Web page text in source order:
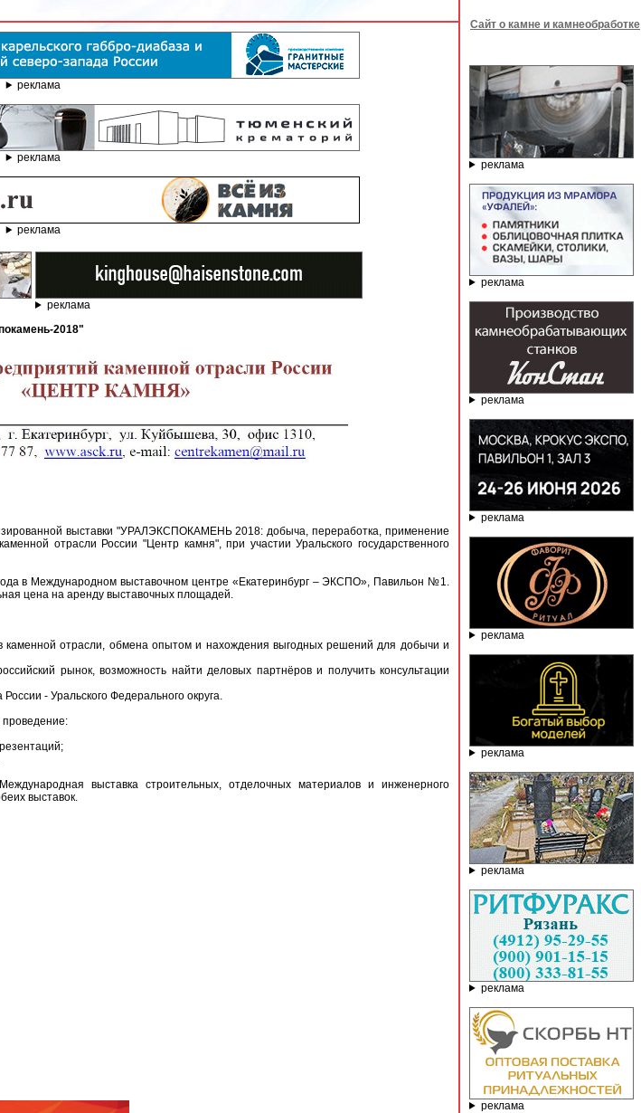
реклама
реклама
реклама
реклама
2018"
выставки "УРАЛЭКСПОКАМЕНЬ 2018: добыча, переработка, применение
отрасли России "Центр камня", при участии Уральского государственного
в Международном выставочном центре «Екатеринбург – ЭКСПО», Павильон №1.
цена на аренду выставочных площадей.
отрасли, обмена опытом и нахождения выгодных решений для добычи и
рынок, возможность найти деловых партнёров и получить консультации
- Уральского Федерального округа.
выставка строительных, отделочных материалов и инженерного
выставок.
Сайт о камне и камнеобработке
реклама
реклама
реклама
реклама
реклама
реклама
реклама
реклама
реклама